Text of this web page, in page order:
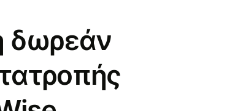
δωρεάν